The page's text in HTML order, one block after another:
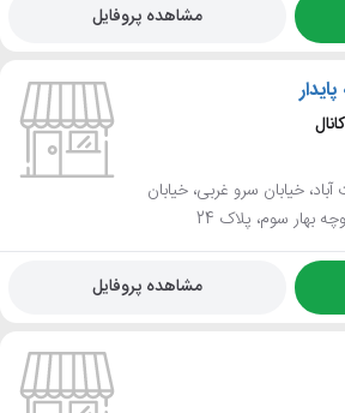
مشاهده پروفایل
2، سعادت آباد، خیابان سرو غربی، خیابان
بهار سوم، پلاک 24
مشاهده پروفایل